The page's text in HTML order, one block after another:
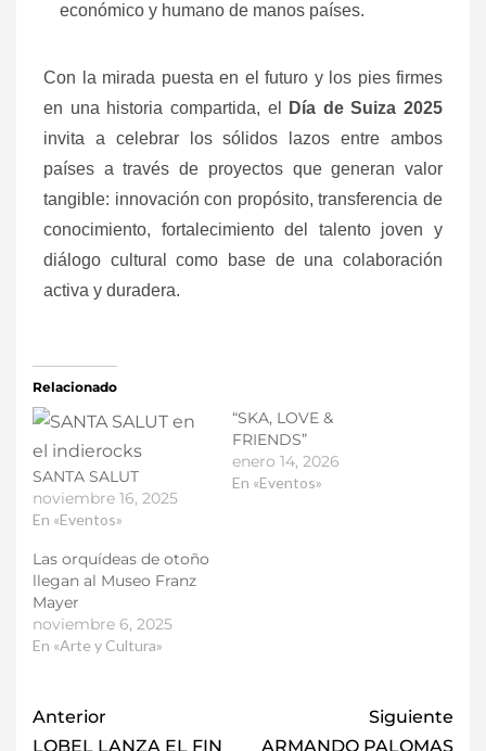
económico y humano de manos países.
Con la mirada puesta en el futuro y los pies firmes
en una historia compartida, el
Día de Suiza 2025
invita a celebrar los sólidos lazos entre ambos
países a través de proyectos que generan valor
tangible: innovación con propósito, transferencia de
conocimiento, fortalecimiento del talento joven y
diálogo cultural como base de una colaboración
activa y duradera.
Relacionado
SANTA SALUT
noviembre 16, 2025
En «Eventos»
“SKA, LOVE &
FRIENDS”
enero 14, 2026
En «Eventos»
Las orquídeas de otoño
llegan al Museo Franz
Mayer
noviembre 6, 2025
En «Arte y Cultura»
Anterior
LOBEL LANZA EL FIN
Siguiente
ARMANDO PALOMAS